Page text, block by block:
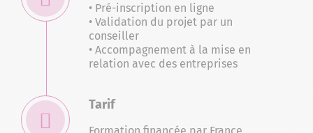
• Pré-inscription en ligne
• Validation du projet par un
conseiller
• Accompagnement à la mise en
relation avec des entreprises
Tarif